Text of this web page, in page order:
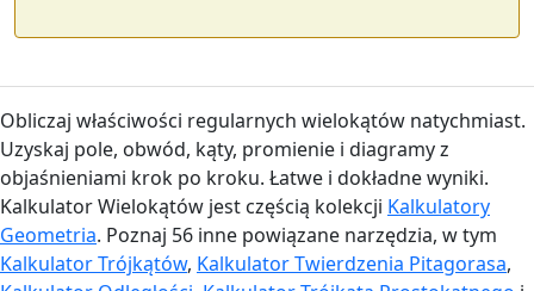
Obliczaj właściwości regularnych wielokątów natychmiast.
Uzyskaj pole, obwód, kąty, promienie i diagramy z
objaśnieniami krok po kroku. Łatwe i dokładne wyniki.
Kalkulator Wielokątów jest częścią kolekcji Kalkulatory
Geometria. Poznaj 56 inne powiązane narzędzia, w tym
Kalkulator Trójkątów, Kalkulator Twierdzenia Pitagorasa,